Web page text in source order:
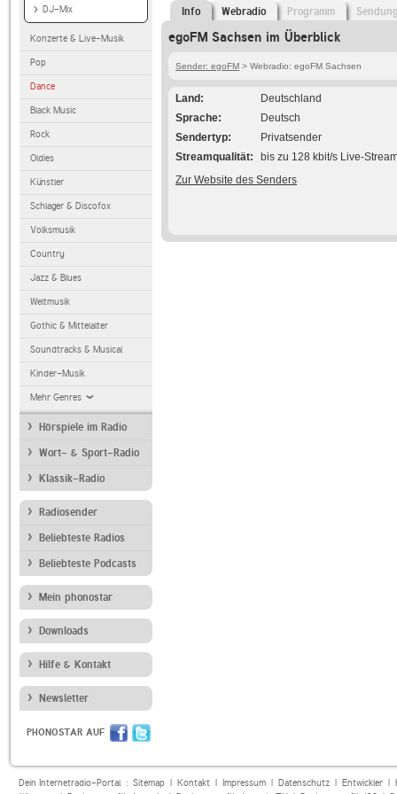
DJ-Mix
Konzerte & Live-Musik
Pop
Dance
Black Music
Rock
Oldies
Künstler
Schlager & Discofox
Volksmusik
Country
Jazz & Blues
Weltmusik
Gothic & Mittelalter
Soundtracks & Musical
Kinder-Musik
Mehr Genres
Hörspiele im Radio
Wort- & Sport-Radio
Klassik-Radio
Radiosender
Beliebteste Radios
Beliebteste Podcasts
Mein phonostar
Downloads
Hilfe & Kontakt
Newsletter
PHONOSTAR AUF
Info Webradio Programm
egoFM Sachsen im Überblick
Sender: egoFM > Webradio: egoFM Sachsen
Land
Deutschland
Sprache
Deutsch
Sendertyp
Privatsender
Streamqualität
bis zu 128 kbit/s Live-
Zur Website des Senders
Dein Internetradio-Portal : Sitemap| Kontakt| Impressum| Datenschutz| Entwickler|